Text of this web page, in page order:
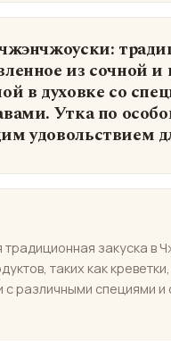
из сочной
в духовке со
Утка по
удовольствием
традиционная закуска в
таких как
с различными специями и